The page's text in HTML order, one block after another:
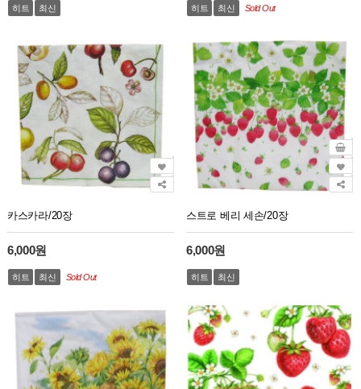
히트 최신 히트 최신 Sold Out
카스카라/20장
6,000원
히트 최신 Sold Out
스트로 베리 세손/20장
6,000원
히트 최신